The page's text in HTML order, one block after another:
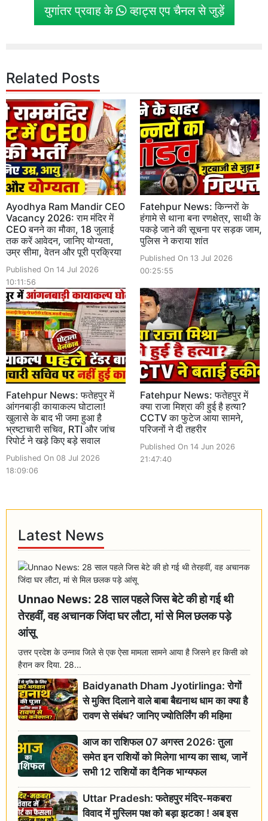
युगांतर प्रवाह के व्हाट्स एप चैनल से जुड़ें
Related Posts
Ayodhya Ram Mandir CEO
Vacancy 2026: राम मंदिर में
CEO बनने का मौका, 18 जुलाई
तक करें आवेदन, जानिए योग्यता,
उम्र सीमा, वेतन और पूरी प्रक्रिया
Published On 14 Jul 2026
10:11:56
Fatehpur News: किन्नरों के
हंगामे से थाना बना रणक्षेत्र, साथी के
पकड़े जाने की सूचना पर सड़क जाम,
पुलिस ने कराया शांत
Published On 13 Jul 2026
00:25:55
Fatehpur News: फतेहपुर में
आंगनबाड़ी कायाकल्प घोटाला!
खुलासे के बाद भी जमा हुआ है
भ्रष्टाचारी सचिव, RTI और जांच
रिपोर्ट ने खड़े किए बड़े सवाल
Published On 08 Jul 2026
18:09:06
Fatehpur News: फतेहपुर में
क्या राजा मिश्रा की हुई है हत्या?
CCTV का फुटेज आया सामने,
परिजनों ने दी तहरीर
Published On 14 Jun 2026
21:47:40
Latest News
Unnao News: 28 साल पहले जिस बेटे की हो गई थी
तेरहवीं, वह अचानक जिंदा घर लौटा, मां से मिल छलक पड़े
आंसू
उत्तर प्रदेश के उन्नाव जिले से एक ऐसा मामला सामने आया है जिसने हर किसी को
हैरान कर दिया. 28...
Baidyanath Dham Jyotirlinga: रोगों
से मुक्ति दिलाने वाले बाबा बैद्यनाथ धाम का क्या है
रावण से संबंध? जानिए ज्योतिर्लिंग की महिमा
आज का राशिफल 07 अगस्त 2026: तुला
समेत इन राशियों को मिलेगा भाग्य का साथ, जानें
सभी 12 राशियों का दैनिक भाग्यफल
Uttar Pradesh: फतेहपुर मंदिर-मकबरा
विवाद में मुस्लिम पक्ष को बड़ा झटका ! अब इस